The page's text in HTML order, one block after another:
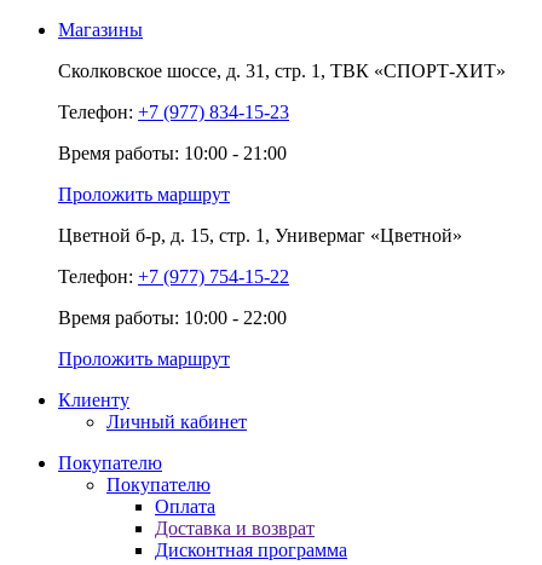
Магазины
Сколковское шоссе, д. 31, стр. 1, ТВК «СПОРТ-ХИТ»
Телефон: +7 (977) 834-15-23
Время работы: 10:00 - 21:00
Проложить маршрут
Цветной б-р, д. 15, стр. 1, Универмаг «Цветной»
Телефон: +7 (977) 754-15-22
Время работы: 10:00 - 22:00
Проложить маршрут
Клиенту
Личный кабинет
Покупателю
Покупателю
Оплата
Доставка и возврат
Дисконтная программа